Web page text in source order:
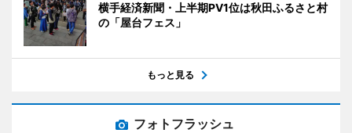
横手経済新聞・上半期PV1位は秋田ふるさと村
の「屋台フェス」
もっと見る
フォトフラッシュ